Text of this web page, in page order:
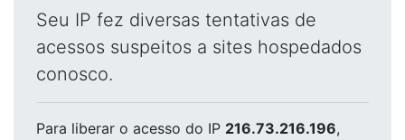
Seu IP fez diversas tentativas de
acessos suspeitos a sites hospedados
conosco.
Para liberar o acesso do IP 216.73.216.196,